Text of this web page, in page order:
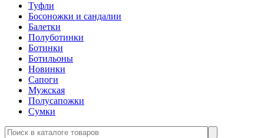
Туфли
Босоножки и сандалии
Балетки
Полуботинки
Ботинки
Ботильоны
Новинки
Сапоги
Мужская
Полусапожки
Сумки